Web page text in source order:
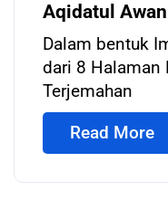
Aqidatul
Dalam bentuk
dari 8 Halaman
Terjemahan
Read More